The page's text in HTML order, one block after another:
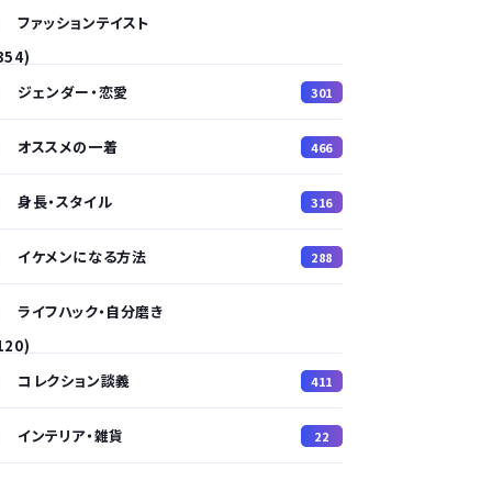
ファッションテイスト
ジェンダー・恋愛
301
オススメの一着 466
身長・スタイル 316
イケメンになる方法 288
ライフハック・自分磨き
コレクション談義
411
インテリア・雑貨 22